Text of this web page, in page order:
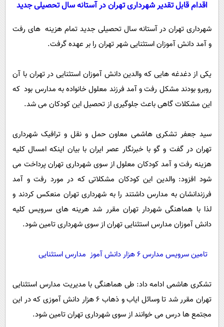
سیاسی
حوادث
سلامت
یک برش دانایی
سفر و تفریح
بین الملل
سیاست خارجی
فرهنگ و هنر
علم و دانش
علمی
اخبار کریپتو
گوناگون
باشگاه مغز
مجله تصویری سلاح
ورزش
سیاست
سرگرمی
حوادث
محیط زیست
عصر ایران 2
خواندنی ها و دیدنی ها
داستان کوتاه
پیامک
دانلود
آموزش زبان
اقدام قابل تقدیر شهرداری تهران در آستانه سال تحصیلی جدید
شهرداری تهران در آستانه سال تحصیلی جدید تمام هزینه های رفت
و آمد دانش آموزان استثنایی شهر تهران را بر عهده گرفت.
یکی از دغدغه هایی که والدین دانش آموزان استثنایی در تهران با آن
روبرو بودند مشکل رفت و آمد فرزند معلول خانواده به مدارس بود که
این مشکلات گاهی باعث جلوگیری از تحصیل این کودکان می شد.
سید جعفر تشکری هاشمی معاون حمل و نقل و ترافیک شهرداری
تهران در گفت و گو با خبرنگار عصر ایران با بیان اینکه امسال کلیه
هزینه رفت و آمد کودکان معلول از سوی شهرداری تهران پرداخت می
شود افزود: والدین این کودکان مشکلاتی که در مورد رفت و آمد
فرزندانشان به مدارس داشتند را به شهرداری تهران منعکس کردند و
لذا با هماهنگی شهردار تهران مقرر شد هرینه های سرویس کلیه
دانش آموزان مدارس استثنایی تهران از سوی شهرداری تامین شود.
تامین سرویس مدارس 6 هزار دانش آموز مدارس استثنایی
تشکری هاشمی ادامه داد: طی هماهنگی با مدیریت مدارس استثنایی
تهران مقرر شد تا وسائل ایاب و ذهاب 6 هزار دانش آموزی که در این
مجتمع ها درس می خوانند از سوی شهرداری تهران تامین شود.